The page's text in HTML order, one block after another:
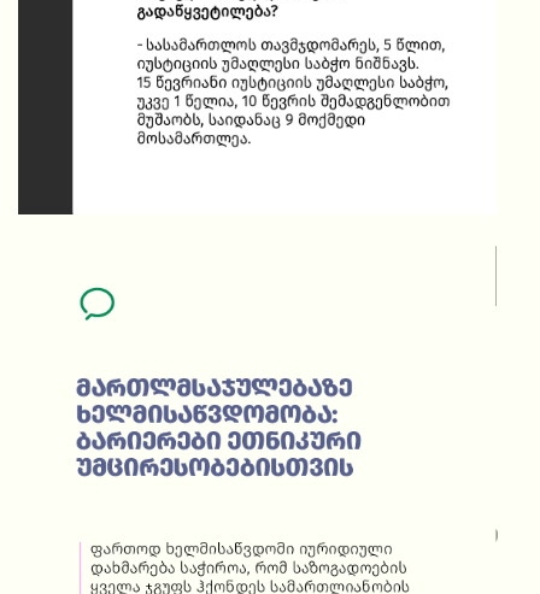
როგორ მიიღება სასამართლოს თავმდჯდომარედ
მართლმსაჯულების ხელმისაწვდომობა: ბარიერები
ეთნიკური უმცირესებებისთვის